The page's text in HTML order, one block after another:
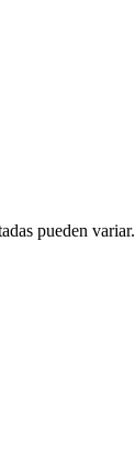
pueden variar.